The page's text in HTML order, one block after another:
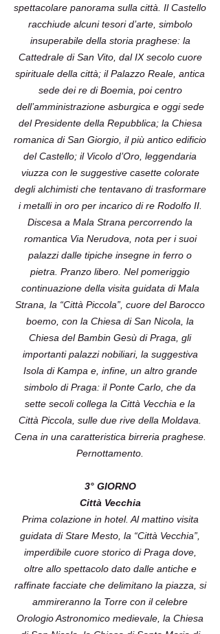
spettacolare panorama sulla città. Il Castello
racchiude alcuni tesori d’arte, simbolo
insuperabile della storia praghese: la
Cattedrale di San Vito, dal IX secolo cuore
spirituale della città; il Palazzo Reale, antica
sede dei re di Boemia, poi centro
dell’amministrazione asburgica e oggi sede
del Presidente della Repubblica; la Chiesa
romanica di San Giorgio, il più antico edificio
del Castello; il Vicolo d’Oro, leggendaria
viuzza con le suggestive casette colorate
degli alchimisti che tentavano di trasformare
i metalli in oro per incarico di re Rodolfo II.
Discesa a Mala Strana percorrendo la
romantica Via Nerudova, nota per i suoi
palazzi dalle tipiche insegne in ferro o
pietra. Pranzo libero. Nel pomeriggio
continuazione della visita guidata di Mala
Strana, la “Città Piccola”, cuore del Barocco
boemo, con la Chiesa di San Nicola, la
Chiesa del Bambin Gesù di Praga, gli
importanti palazzi nobiliari, la suggestiva
Isola di Kampa e, infine, un altro grande
simbolo di Praga: il Ponte Carlo, che da
sette secoli collega la Città Vecchia e la
Città Piccola, sulle due rive della Moldava.
Cena in una caratteristica birreria praghese.
Pernottamento.
3° GIORNO
Città Vecchia
Prima colazione in hotel. Al mattino visita
guidata di Stare Mesto, la “Città Vecchia”,
imperdibile cuore storico di Praga dove,
oltre allo spettacolo dato dalle antiche e
raffinate facciate che delimitano la piazza, si
ammireranno la Torre con il celebre
Orologio Astronomico medievale, la Chiesa